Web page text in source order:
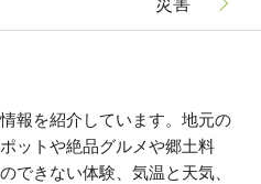
報を紹介しています。地元の
ットや絶品グルメや郷土料
できない体験、気温と天気、